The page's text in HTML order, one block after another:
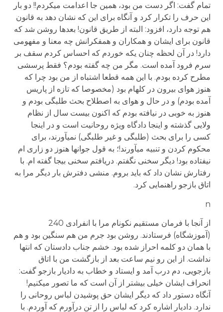
تمام گفت: اگر دست من بود، همین جا اعدامت می­کردم!! دو بار
این حرف را تکرار کرد و آنگاه برای این که نشان دهد به قانون
هم توجه دارد، افزود: البته از طریق قانون! بعدها روشن شد که
قانون برای ایشان و همکاران و همفکرانش چه معنا و مفهومی
دارد! در آن لحظه چنان یکه خوردم که احساس کردم سقف بر
سرم فرود آمده است. مگر من چه گفته بودم؟ فقط پرسشی
مطرح کرده بودم. با این همه قطعا اشتباه از من بود چرا که
هنوز هوای بیرون در کله­ام بود (مخصوصا که تازه از پاریس
آمده بودم) و در حال و هوای به اصطلاح بحث طلبگی بودم و
هنوز به خوبی در نیافته بودم که اکنون بیست سال از نظام
ولایی گذشته و اینجا دادگاه ویژه روحانیت است و در اینجا
کسی را برای بحث (طلبگی و غیر طلبگی) نمی­آورند، برای
محکوم کردن و تنبیه می­آورند!؛ به قول جوانها هنوز دو زاری ام
نیفتاده بود! دیگر سخنی نگفتم. دریافتم سخنی بیجا گفته ام. با
رفتارش نشان داد که باید بروم. منشی دفترش بار دیگر مرا به
اتاق بازجو راهنمایی کرد.
n
از آنجا با فرمان مستقیم نکونام مرا با انفرادی 240
(آموزشگاه) فرستادند. روشن بود جرم من هم سنگین بود و هم
با همان دو کلمه احراز شده بود. خشم جناب دادستان که انتها
نداشت. از این رو نیم ساعت بعد از بازگشت من با اتاق
بازجویی، دم درب آمد و ایستاد و خطاب به دادیار بازجو گفت:
انحراف ایشان خیلی بیشتر از آن است که ما تصور می­کنیم!
آنگاه دستور داد که دیگر ایشان حق پوشیدن لباس روحانی را
ندارد. دادیار اشاره کرد که لباس را از تن درآورم که آوردم. با